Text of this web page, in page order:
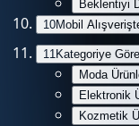
Beklentiyi
10Mobil
11 Kategoriye
Moda
Elektronik
Kozmetik